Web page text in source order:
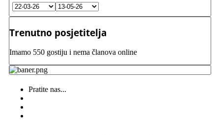
Trenutno posjetitelja
Imamo 550 gostiju i nema članova online
Pratite nas...